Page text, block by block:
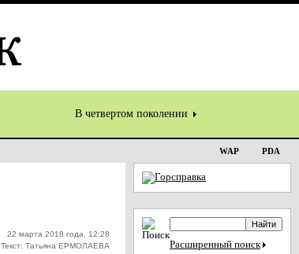
В четвертом поколении
WAP PDA
22 марта 2018 года, 12:28
Текст: Татьяна ЕРМОЛАЕВА
Расширенный поиск